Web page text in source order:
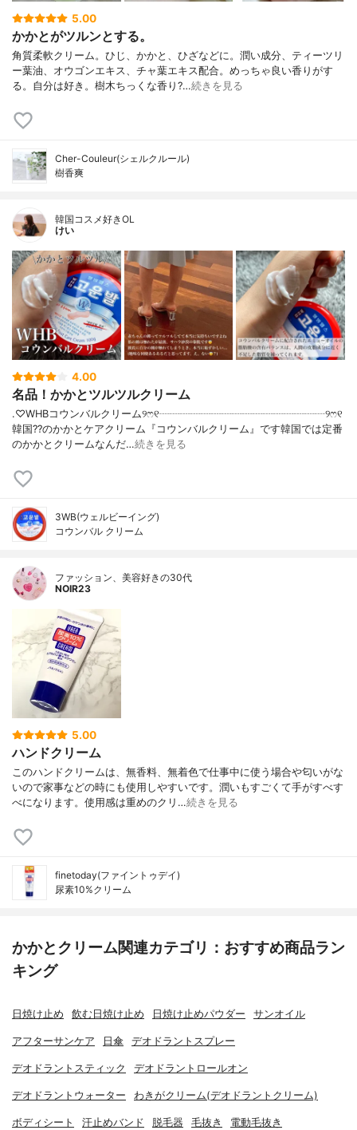
5.00
かかとがツルンとする。
角質柔軟クリーム。ひじ、かかと、ひざなどに。潤い成分、ティーツリ
ー葉油、オウゴンエキス、チャ葉エキス配合。めっちゃ良い香りがす
る。自分は好き。樹木ちっくな香り?…続きを見る
Cher-Couleur(シェルクルール)
樹香爽
韓国コスメ好きOL
けい
4.00
名品！かかとツルツルクリーム
.♡WHBコウンバルクリーム୨ෆ୧┈┈┈┈┈┈┈┈┈┈┈┈┈┈┈┈୨ෆ୧
韓国??のかかとケアクリーム『コウンバルクリーム』です韓国では定番
のかかとクリームなんだ…続きを見る
3WB(ウェルビーイング)
コウンバル クリーム
ファッション、美容好きの30代
NOIR23
5.00
ハンドクリーム
このハンドクリームは、無香料、無着色で仕事中に使う場合や匂いがな
いので家事などの時にも使用しやすいです。潤いもすごくて手がすべす
べになります。使用感は重めのクリ…続きを見る
finetoday(ファイントゥデイ)
尿素10%クリーム
かかとクリーム関連カテゴリ：おすすめ商品ラン
キング
日焼け止め 飲む日焼け止め 日焼け止めパウダー サンオイル
アフターサンケア 日傘 デオドラントスプレー
デオドラントスティック デオドラントロールオン
デオドラントウォーター わきがクリーム(デオドラントクリーム)
ボディシート 汗止めバンド 脱毛器 毛抜き 電動毛抜き